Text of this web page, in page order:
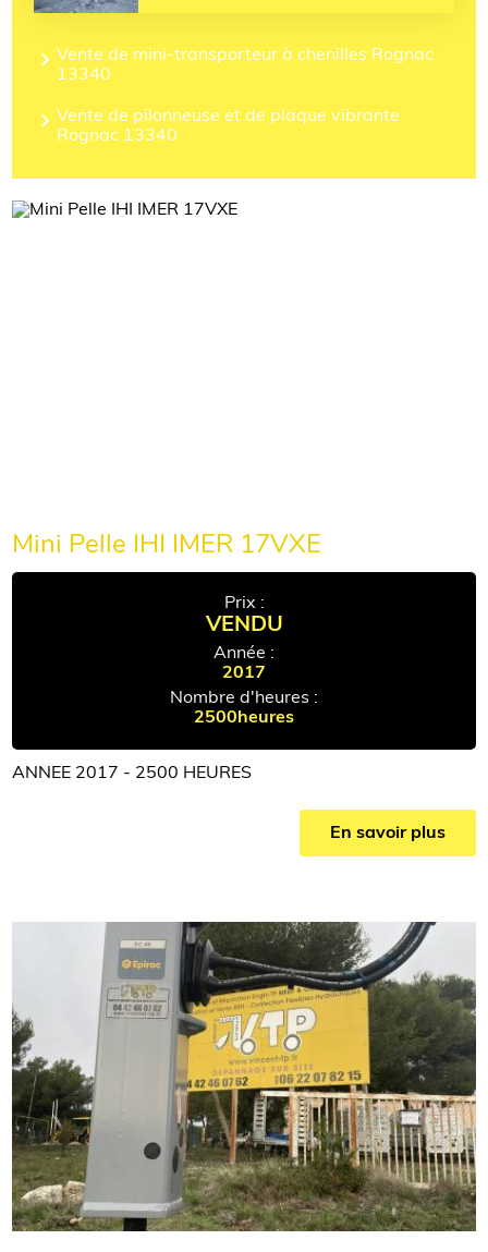
Vente de mini-transporteur à chenilles Rognac
13340
Vente de pilonneuse et de plaque vibrante
Rognac 13340
Mini Pelle IHI IMER 17VXE
Prix :
VENDU
Année :
2017
Nombre d'heures :
2500heures
ANNEE 2017 - 2500 HEURES
En savoir plus